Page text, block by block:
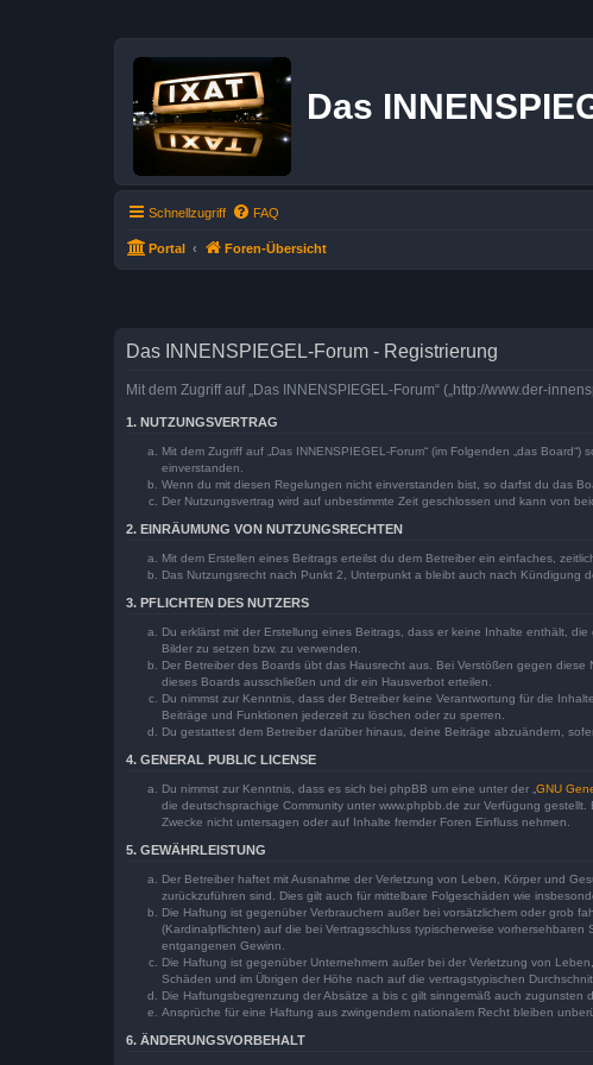
Das
Schnellzugriff FAQ
Portal Foren-Übersicht
Das INNENSPIEGEL-Forum - Registrierung
Mit dem Zugriff auf „Das INNENSPIEGEL-Forum“ („http://www.der-
1. NUTZUNGSVERTRAG
Mit dem Zugriff auf „Das INNENSPIEGEL-Forum“ (im Folgenden „das
einverstanden.
Wenn du mit diesen Regelungen nicht einverstanden bist, so darfst du das
Der Nutzungsvertrag wird auf unbestimmte Zeit geschlossen und kann von
2. EINRÄUMUNG VON NUTZUNGSRECHTEN
Mit dem Erstellen eines Beitrags erteilst du dem Betreiber ein einfaches,
Das Nutzungsrecht nach Punkt 2, Unterpunkt a bleibt auch nach Kündigung
3. PFLICHTEN DES NUTZERS
Du erklärst mit der Erstellung eines Beitrags, dass er keine Inhalte enthält,
Bilder zu setzen bzw. zu verwenden.
Der Betreiber des Boards übt das Hausrecht aus. Bei Verstößen gegen
dieses Boards ausschließen und dir ein Hausverbot erteilen.
Du nimmst zur Kenntnis, dass der Betreiber keine Verantwortung für die
Beiträge und Funktionen jederzeit zu löschen oder zu sperren.
Du gestattest dem Betreiber darüber hinaus, deine Beiträge abzuändern,
4. GENERAL PUBLIC LICENSE
Du nimmst zur Kenntnis, dass es sich bei phpBB um eine unter der „ GNU
die deutschsprachige Community unter www.phpbb.de zur Verfügung
Zwecke nicht untersagen oder auf Inhalte fremder Foren Einfluss nehmen.
5. GEWÄHRLEISTUNG
Der Betreiber haftet mit Ausnahme der Verletzung von Leben, Körper und
zurückzuführen sind. Dies gilt auch für mittelbare Folgeschäden wie
Die Haftung ist gegenüber Verbrauchern außer bei vorsätzlichem oder grob
(Kardinalpflichten) auf die bei Vertragsschluss typischerweise
entgangenen Gewinn.
Die Haftung ist gegenüber Unternehmern außer bei der Verletzung von
Schäden und im Übrigen der Höhe nach auf die vertragstypischen
Die Haftungsbegrenzung der Absätze a bis c gilt sinngemäß auch zugunsten
Ansprüche für eine Haftung aus zwingendem nationalem Recht bleiben
6. ÄNDERUNGSVORBEHALT